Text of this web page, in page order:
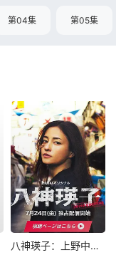
第04集 第05集
八神瑛子：上野中央署组织犯罪对策课